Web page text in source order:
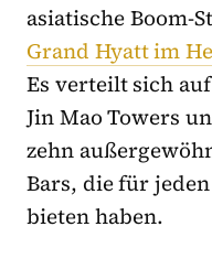
asiatische Boom-
Grand Hyatt im
Es verteilt sich auf
Jin Mao Towers
zehn
Bars, die für
bieten haben.